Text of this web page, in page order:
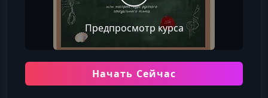
Предпросмотр курса
Начать Сейчас